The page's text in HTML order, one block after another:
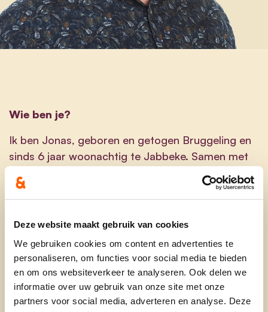
Deze website maakt gebruik van cookies
We gebruiken cookies om content en advertenties te
personaliseren, om functies voor social media te bieden
en om ons websiteverkeer te analyseren. Ook delen we
informatie over uw gebruik van onze site met onze
partners voor social media, adverteren en analyse. Deze
Wie ben je?
Ik ben Jonas, geboren en getogen Bruggeling en
sinds 6 jaar woonachtig te Jabbeke. Samen met
mijn vriendin Valerie kocht ik te Jabbeke een huis
en daar wonen we nu samen met onze 3-jarige
Mezelf kan ik omschrijven als iemand met groene
Manager West-Vlaanderen bij
landschapsaannemer Krinkels. Daarnaast ben ik
graag sociaal geëngageerd. Tot voor kort was dit
voornamelijk in de KLJ en nu stap voor stap in het